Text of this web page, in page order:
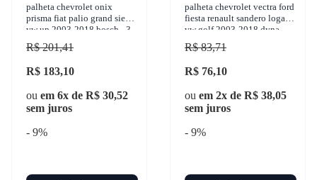
palheta chevrolet onix
prisma fiat palio grand siena
vw up 2003-2018 bosch - 3
397 013 066
R$ 201,41
R$ 183,10
ou em 6x de R$ 30,52
sem juros
- 9%
palheta chevrolet vectra ford
fiesta renault sandero logan
vw golf 2003-2018 dyna -
s453
R$ 83,71
R$ 76,10
ou em 2x de R$ 38,05
sem juros
- 9%